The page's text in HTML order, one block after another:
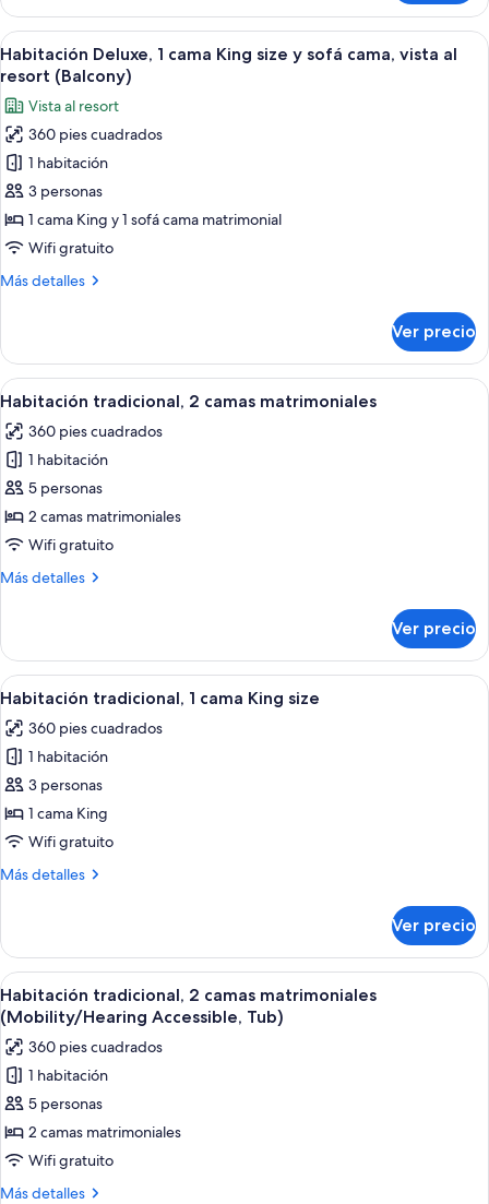
bed,
Balcony,
Park
View
Room,
King
Bed
Sofa
bed,
Balcony,
Park
View
Abrir
todas
las
fotos
de
Habitación
Deluxe,
1
cama
size
cama,
vista
al
resort
(Balcony)
Habitación de hotel con una cama
13
Habitación Deluxe, 1 cama King size y sofá cama, vista al
resort (Balcony)
Vista al resort
360 pies cuadrados
1 habitación
3 personas
1 cama King y 1 sofá cama matrimonial
Wifi gratuito
Más detalles
Más
Deluxe,
cama
size
sofá
cama,
vista
al
resort
(Balcony)
Ver precio
Abrir
todas
las
fotos
de
Habitación
tradicional,
camas
Habitación de hotel con dos camas,
5
Habitación tradicional, 2 camas matrimoniales
360 pies cuadrados
1 habitación
5 personas
2 camas matrimoniales
Wifi gratuito
Más detalles
Más
tradicional,
camas
Ver precio
Abrir
todas
las
fotos
de
Habitación
tradicional,
cama
Habitación de hotel con una cama
5
Habitación tradicional, 1 cama King size
360 pies cuadrados
1 habitación
3 personas
1 cama King
Wifi gratuito
Más detalles
Más
tradicional,
cama
King
size
Ver precio
Abrir
todas
las
fotos
de
Habitación
tradicional,
2
camas
Habitación de hotel con dos camas,
5
Habitación tradicional, 2 camas matrimoniales
(Mobility/Hearing Accessible, Tub)
360 pies cuadrados
1 habitación
5 personas
2 camas matrimoniales
Wifi gratuito
Más detalles
Más